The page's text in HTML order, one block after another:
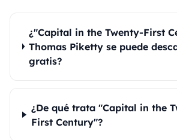
¿"Capital in the Twenty-First
Thomas Piketty se puede
gratis?
¿De qué trata "Capital in the
First Century"?